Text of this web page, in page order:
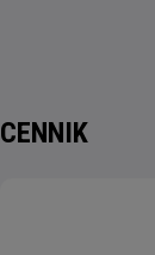
CENNIK